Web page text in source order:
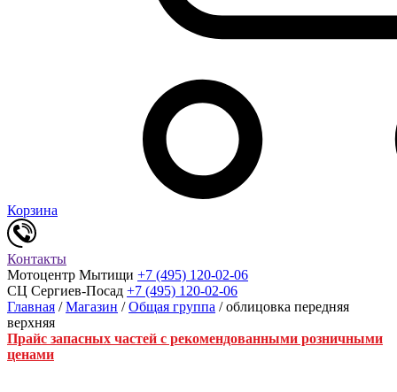
Корзина
Контакты
Мотоцентр Мытищи +7 (495) 120-02-06
СЦ Сергиев-Посад +7 (495) 120-02-06
Главная /Магазин /Общая группа / облицовка передняя
верхняя
Прайс запасных частей с рекомендованными розничными
ценами